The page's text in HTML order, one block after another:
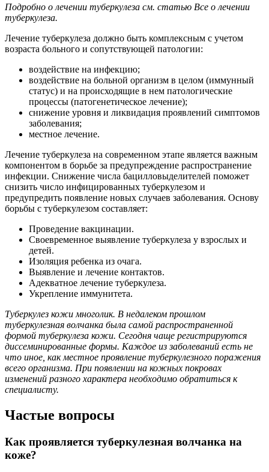
Подробно о лечении туберкулеза см. статью Все о лечении
туберкулеза.
Лечение туберкулеза должно быть комплексным с учетом
возраста больного и сопутствующей патологии:
воздействие на инфекцию;
воздействие на больной организм в целом (иммунный
статус) и на происходящие в нем патологические
процессы (патогенетическое лечение);
снижение уровня и ликвидация проявлений симптомов
заболевания;
местное лечение.
Лечение туберкулеза на современном этапе является важным
компонентом в борьбе за предупреждение распространение
инфекции. Снижение числа бацилловыделителей поможет
снизить число инфицированных туберкулезом и
предупредить появление новых случаев заболевания. Основу
борьбы с туберкулезом составляет:
Проведение вакцинации.
Своевременное выявление туберкулеза у взрослых и
детей.
Изоляция ребенка из очага.
Выявление и лечение контактов.
Адекватное лечение туберкулеза.
Укрепление иммунитета.
Туберкулез кожи многолик. В недалеком прошлом
туберкулезная волчанка была самой распространенной
формой туберкулеза кожи. Сегодня чаще регистрируются
диссеминированные формы. Каждое из заболеваний есть не
что иное, как местное проявление туберкулезного поражения
всего организма. При появлении на кожных покровах
изменений разного характера необходимо обратиться к
специалисту.
Частые вопросы
Как проявляется туберкулезная волчанка на
коже?